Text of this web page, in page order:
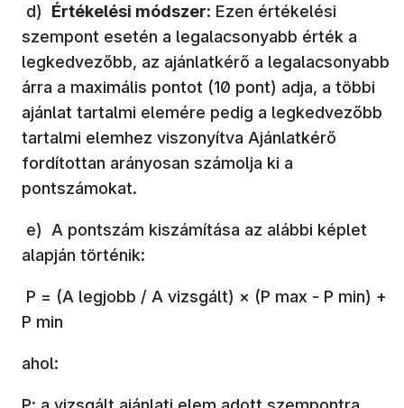
d) Értékelési módszer: Ezen értékelési
szempont esetén a legalacsonyabb érték a
legkedvezőbb, az ajánlatkérő a legalacsonyabb
árra a maximális pontot (10 pont) adja, a többi
ajánlat tartalmi elemére pedig a legkedvezőbb
tartalmi elemhez viszonyítva Ajánlatkérő
fordítottan arányosan számolja ki a
pontszámokat.
e) A pontszám kiszámítása az alábbi képlet
alapján történik:
P = (A legjobb / A vizsgált) × (P max - P min) +
P min
ahol: